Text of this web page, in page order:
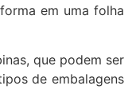
em uma folha
que podem ser
de embalagens